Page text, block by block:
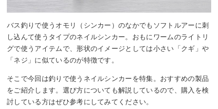
バス釣りで使うオモリ（シンカー）のなかでもソフトルアーに刺
し込んて使うタイプのネイルシンカー。おもにワームのライトリ
グで使うアイテムで、形状のイメージとしては小さい「クギ」や
「ネジ」に似ているのが特徴です。
そこで今回は釣りで使うネイルシンカーを特集。おすすめの製品
をご紹介します。選び方についても解説しているので、購入を検
討している方はぜひ参考にしてみてください。